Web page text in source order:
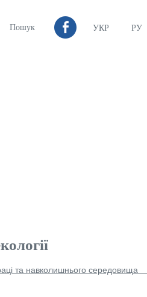
РУ
УКР
та навколишнього середовища